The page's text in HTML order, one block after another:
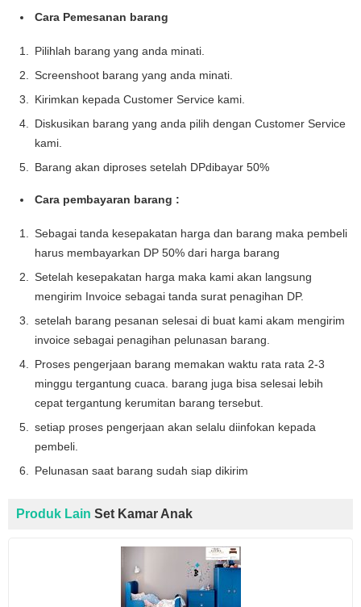
Cara Pemesanan barang
Pilihlah barang yang anda minati.
Screenshoot barang yang anda minati.
Kirimkan kepada Customer Service kami.
Diskusikan barang yang anda pilih dengan Customer Service
kami.
Barang akan diproses setelah DPdibayar 50%
Cara pembayaran barang :
Sebagai tanda kesepakatan harga dan barang maka pembeli
harus membayarkan DP 50% dari harga barang
Setelah kesepakatan harga maka kami akan langsung
mengirim Invoice sebagai tanda surat penagihan DP.
setelah barang pesanan selesai di buat kami akam mengirim
invoice sebagai penagihan pelunasan barang.
Proses pengerjaan barang memakan waktu rata rata 2-3
minggu tergantung cuaca. barang juga bisa selesai lebih
cepat tergantung kerumitan barang tersebut.
setiap proses pengerjaan akan selalu diinfokan kepada
pembeli.
Pelunasan saat barang sudah siap dikirim
Produk Lain Set Kamar Anak